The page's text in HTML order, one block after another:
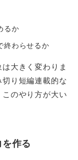
るか
終わらせるか
大きく変わりま
り短編連載的な
のやり方が大い
を作る